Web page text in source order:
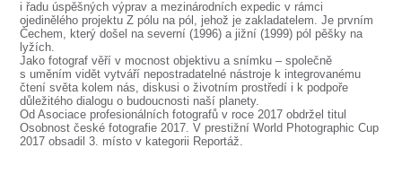
i řadu úspěšných výprav a mezinárodních expedic v rámci
ojedinělého projektu Z pólu na pól, jehož je zakladatelem. Je prvním
Čechem, který došel na severní (1996) a jižní (1999) pól pěšky na
lyžích.
Jako fotograf věří v mocnost objektivu a snímku – společně
s uměním vidět vytváří nepostradatelné nástroje k integrovanému
čtení světa kolem nás, diskusi o životním prostředí i k podpoře
důležitého dialogu o budoucnosti naší planety.
Od Asociace profesionálních fotografů v roce 2017 obdržel titul
Osobnost české fotografie 2017. V prestižní World Photographic Cup
2017 obsadil 3. místo v kategorii Reportáž.